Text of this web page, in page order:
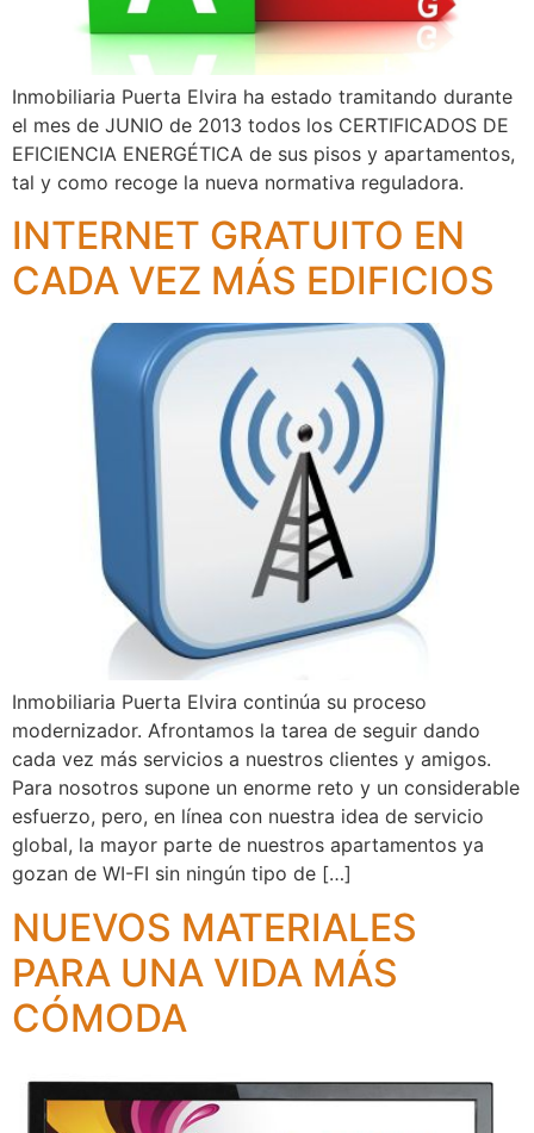
Inmobiliaria Puerta Elvira ha estado tramitando durante
el mes de JUNIO de 2013 todos los CERTIFICADOS DE
EFICIENCIA ENERGÉTICA de sus pisos y apartamentos,
tal y como recoge la nueva normativa reguladora.
INTERNET GRATUITO EN
CADA VEZ MÁS EDIFICIOS
Inmobiliaria Puerta Elvira continúa su proceso
modernizador. Afrontamos la tarea de seguir dando
cada vez más servicios a nuestros clientes y amigos.
Para nosotros supone un enorme reto y un considerable
esfuerzo, pero, en línea con nuestra idea de servicio
global, la mayor parte de nuestros apartamentos ya
gozan de WI-FI sin ningún tipo de […]
NUEVOS MATERIALES
PARA UNA VIDA MÁS
CÓMODA